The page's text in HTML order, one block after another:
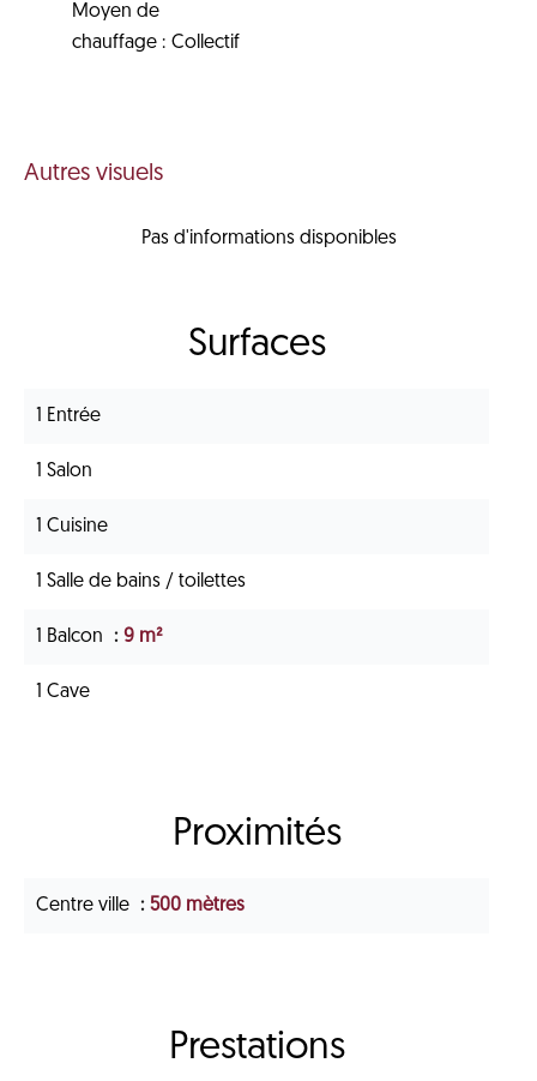
Moyen de
chauffage
Collectif
Autres visuels
Pas d'informations disponibles
Surfaces
1 Entrée
1 Salon
1 Cuisine
1 Salle de bains / toilettes
1 Balcon 9 m²
1 Cave
Proximités
Centre ville 500 mètres
Prestations